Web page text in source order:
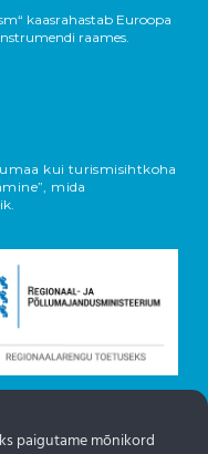
kaasrahastab Euroopa
raames.
kui turismisihtkoha
mida
paigutame mõnikord